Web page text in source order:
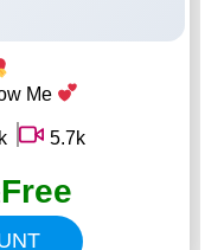
Me
5.7k
Free